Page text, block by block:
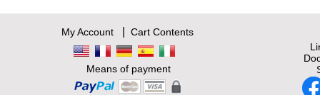
My Account| Cart Contents
Means of payment